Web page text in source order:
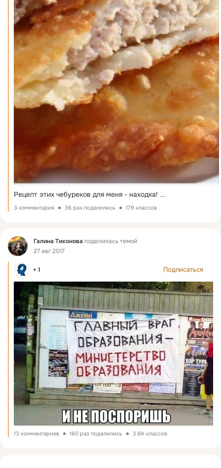
Рецепт этих чебуреков для меня - находка! ...
3 комментария 36 раз поделились 179 классов
Фид Галина Тихонова поделилась темой
27 авг 2017
+ 1 Подписаться
13 комментариев 160 раз поделились 3.6K классов